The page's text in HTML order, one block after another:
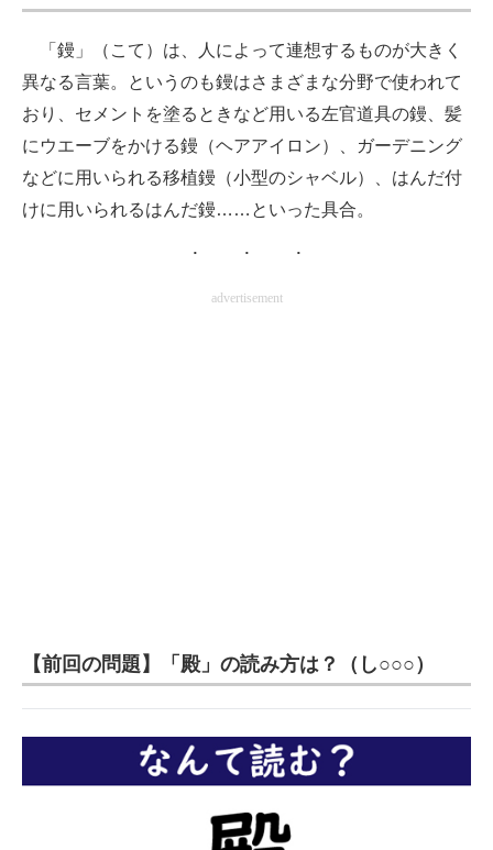
「鏝」（こて）は、人によって連想するものが大きく
異なる言葉。というのも鏝はさまざまな分野で使われて
おり、セメントを塗るときなど用いる左官道具の鏝、髪
にウエーブをかける鏝（ヘアアイロン）、ガーデニング
などに用いられる移植鏝（小型のシャベル）、はんだ付
けに用いられるはんだ鏝……といった具合。
advertisement
【前回の問題】「殿」の読み方は？（し○○○）